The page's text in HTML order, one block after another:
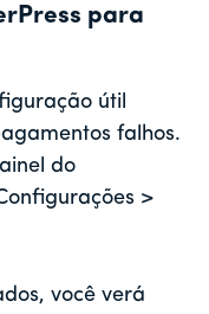
para
útil
falhos.
do
>
você verá